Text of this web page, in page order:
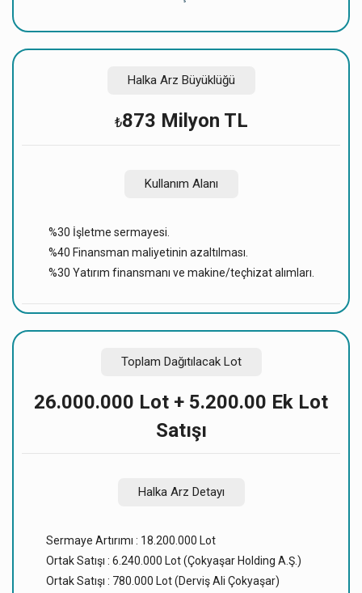
Halka Arz Büyüklüğü
₺873 Milyon TL
Kullanım Alanı
%30 İşletme sermayesi.
%40 Finansman maliyetinin azaltılması.
%30 Yatırım finansmanı ve makine/teçhizat alımları.
Toplam Dağıtılacak Lot
26.000.000 Lot + 5.200.00 Ek Lot
Satışı
Halka Arz Detayı
Sermaye Artırımı : 18.200.000 Lot
Ortak Satışı : 6.240.000 Lot (Çokyaşar Holding A.Ş.)
Ortak Satışı : 780.000 Lot (Derviş Ali Çokyaşar)